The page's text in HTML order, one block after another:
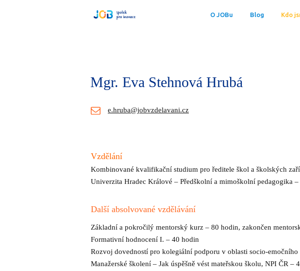
O JOBu Blog Kdo
Mgr. Eva Stehnová Hrubá
e.hruba@jobvzdelavani.cz
Vzdělání
Kombinované kvalifikační studium pro ředitele škol a školských
Univerzita Hradec Králové – Předškolní a mimoškolní pedagogika
Další absolvované vzdělávání
Základní a pokročilý mentorský kurz – 80 hodin, zakončen
Formativní hodnocení I. – 40 hodin
Rozvoj dovedností pro kolegiální podporu v oblasti socio-
Manažerské školení – Jak úspěšně vést mateřskou školu, NPI ČR –